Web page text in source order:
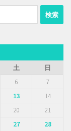
土
日
6
7
13
14
20
21
27
28